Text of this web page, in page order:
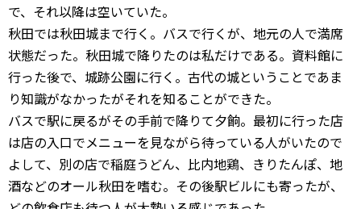
で、それ以降は空いていた。
秋田では秋田城まで行く。バスで行くが、地元の人で満席
状態だった。秋田城で降りたのは私だけである。資料館に
行った後で、城跡公園に行く。古代の城ということであま
り知識がなかったがそれを知ることができた。
バスで駅に戻るがその手前で降りて夕餉。最初に行った店
は店の入口でメニューを見ながら待っている人がいたので
よして、別の店で稲庭うどん、比内地鶏、きりたんぽ、地
酒などのオール秋田を嗜む。その後駅ビルにも寄ったが、